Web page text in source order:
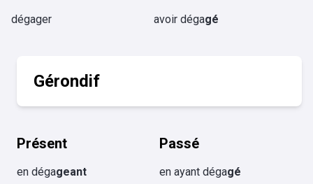
dégager avoir dégagé
Gérondif
Présent
en dégageant
Passé
en ayant dégagé